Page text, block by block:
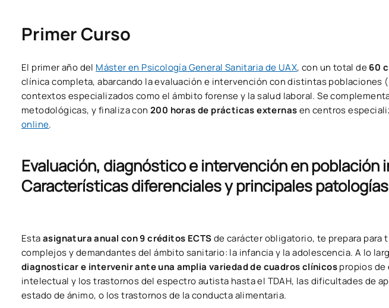
Primer Curso
El primer año del Máster en Psicología General Sanitaria de UAX, con un total de60
clínica completa, abarcando la evaluación e intervención con distintas poblaciones
contextos especializados como el ámbito forense y la salud laboral. Se
metodológicas, y finaliza con 200 horas de prácticas externasen centros
online.
Evaluación, diagnóstico e intervención en población
Características diferenciales y principales patologías
Estaasignatura anual con 9 créditos ECTSde carácter obligatorio, te prepara para
complejos y demandantes del ámbito sanitario: la infancia y la adolescencia. A lo
diagnosticar e intervenir ante una amplia variedad de cuadros clínicospropios de
intelectual y los trastornos del espectro autista hasta el TDAH, las dificultades de
estado de ánimo, o los trastornos de la conducta alimentaria.